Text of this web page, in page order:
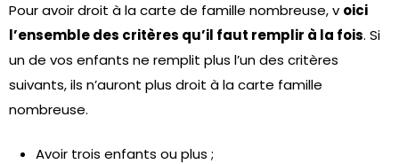
Pour avoir droit à la carte de famille nombreuse, v oici
l’ensemble des critères qu’il faut remplir à la fois. Si
un de vos enfants ne remplit plus l’un des critères
suivants, ils n’auront plus droit à la carte famille
nombreuse.
Avoir trois enfants ou plus ;